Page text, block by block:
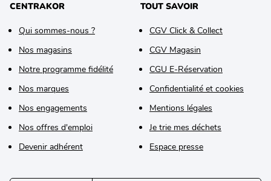
CENTRAKOR
Qui sommes-nous ?
Nos magasins
Notre programme fidélité
Nos marques
Nos engagements
Nos offres d'emploi
Devenir adhérent
TOUT SAVOIR
CGV Click & Collect
CGV Magasin
CGU E-Réservation
Confidentialité et cookies
Mentions légales
Je trie mes déchets
Espace presse